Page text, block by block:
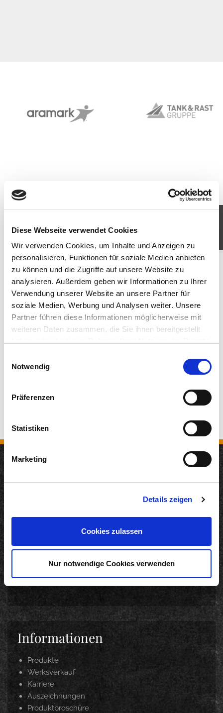
Diese Webseite verwendet Cookies
Wir verwenden Cookies, um Inhalte und Anzeigen zu
personalisieren, Funktionen für soziale Medien anbieten
zu können und die Zugriffe auf unsere Website zu
analysieren. Außerdem geben wir Informationen zu Ihrer
Verwendung unserer Website an unsere Partner für
soziale Medien, Werbung und Analysen weiter. Unsere
Partner führen diese Informationen möglicherweise mit
weiteren Daten zusammen, die Sie ihnen bereitgestellt
Cookies, wenn Sie unsere Webseite weiterhin nutzen.
Notwendig
Präferenzen
Statistiken
Marketing
Details zeigen
Cookies zulassen
Nur notwendige Cookies verwenden
Neuigkeiten
DANKE. INTERNORGA 2026
Informationen
Produkte
Werksverkauf
Karriere
Auszeichnungen
Produktbroschüre